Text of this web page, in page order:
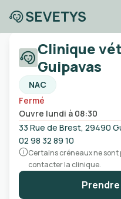
Cliniques
Finistère
Ville, code postal,
Ouvert
Clinique
Guipavas
NAC
Fermé
Ouvre lundi à 08:30
33 Rue de Brest, 29490
02 98 32 89 10
Certains créneaux ne sont
contacter la clinique.